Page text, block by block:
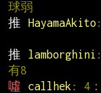
球弱
推
HayamaAkito
推
lamborghini
有8
噓
callhek : 4